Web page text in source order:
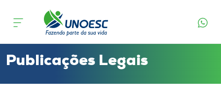
Cursos
Publicações Legais